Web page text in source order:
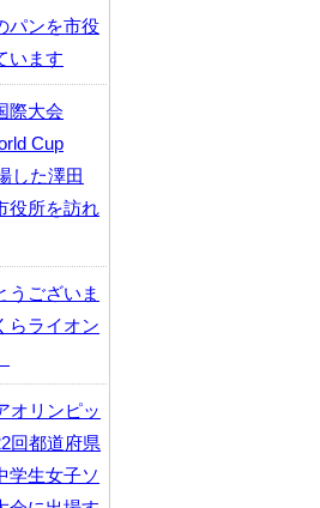
パンを市役
います
際大会
Cup
した澤田
役所を訪れ
うございま
らライオン
オリンピッ
回都道府県
学生女子ソ